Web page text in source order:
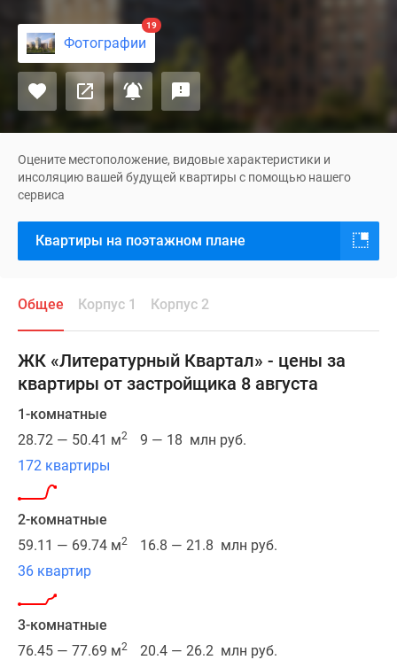
класса
Новой
Москве.
«Литературный
квартал»
расположится
в
деревне
Рассказовка,
двух
от
Боровского
парка.
Ближайшая
станция
метро
«Пыхтино»
находится
19
минутах
ходьбы,
чуть
дальше
расположена
станция
«Рассказовка».
Фотографии
19
Оцените местоположение, видовые характеристики и
инсоляцию вашей будущей квартиры с помощью нашего
сервиса
Квартиры на поэтажном плане
Общее Корпус 1 Корпус 2
ЖК «Литературный Квартал» - цены за
квартиры от застройщика 8 августа
1-комнатные
28.72 — 50.41 м2
9 — 18 млн руб.
172 квартиры
2-комнатные
59.11 — 69.74 м2
16.8 — 21.8 млн руб.
36 квартир
3-комнатные
76.45 — 77.69 м2
20.4 — 26.2 млн руб.